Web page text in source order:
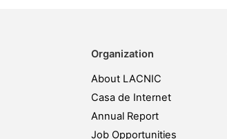
Organization
About LACNIC
Casa de Internet
Annual Report
Job Opportunities